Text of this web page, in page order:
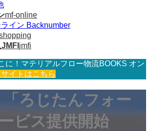
mf-online
イン Backnumber
jmfi
に！マテリアルフロー物流BOOKS オン
イトはこちら
「ろじたんフォー
ビス提供開始